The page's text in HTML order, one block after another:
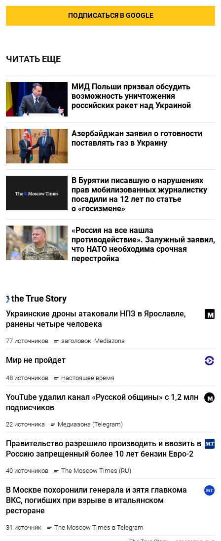
ПОДПИСАТЬСЯ В GOOGLE
ЧИТАТЬ ЕЩЕ
МИД Польши призвал обсудить
возможность уничтожения
российских ракет над Украиной
Азербайджан заявил о готовности
поставлять газ в Украину
В Бурятии писавшую о нарушениях
прав мобилизованных журналистку
посадили на 12 лет по статье
о «госизмене»
«Россия на все нашла
противодействие». Залужный заявил,
что НАТО необходима срочная
перестройка